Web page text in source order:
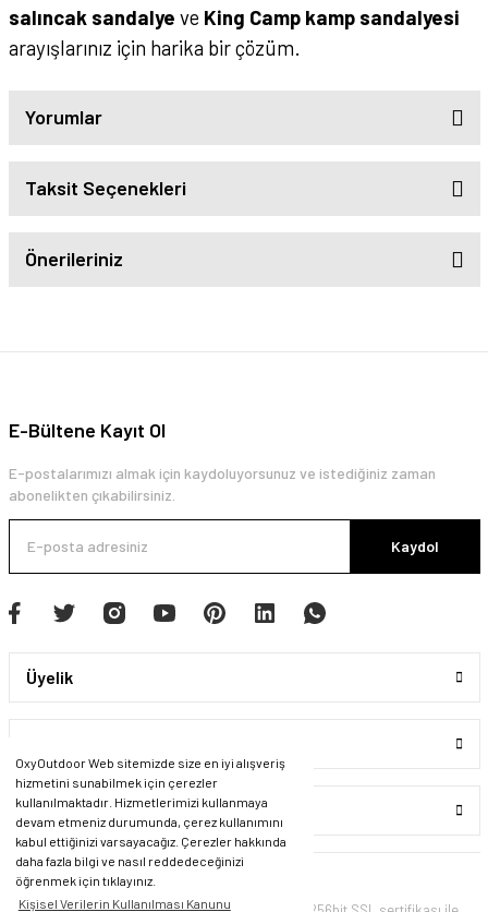
OxyOutdoor Web sitemizde size en iyi alışveriş
hizmetini sunabilmek için çerezler
kullanılmaktadır. Hizmetlerimizi kullanmaya
devam etmeniz durumunda, çerez kullanımını
kabul ettiğinizi varsayacağız. Çerezler hakkında
daha fazla bilgi ve nasıl reddedeceğinizi
öğrenmek için tıklayınız.
Kişisel Verilerin Kullanılması Kanunu
salıncak sandalye ve King Camp kamp sandalyesi
arayışlarınız için harika bir çözüm.
Yorumlar
Taksit Seçenekleri
Önerileriniz
E-Bültene Kayıt Ol
E-postalarımızı almak için kaydoluyorsunuz ve istediğiniz zaman
abonelikten çıkabilirsiniz.
Kaydol
Üyelik
Alışveriş